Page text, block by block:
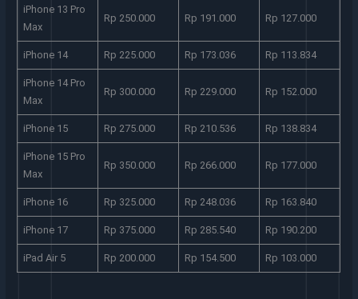
iPhone 13 Pro
Max
Rp 250.000 Rp 191.000 Rp 127.000
iPhone 14 Rp 225.000 Rp 173.036 Rp 113.834
iPhone 14 Pro
Max
Rp 300.000 Rp 229.000 Rp 152.000
iPhone 15 Rp 275.000 Rp 210.536 Rp 138.834
iPhone 15 Pro
Max
Rp 350.000 Rp 266.000 Rp 177.000
iPhone 16 Rp 325.000 Rp 248.036 Rp 163.840
iPhone 17 Rp 375.000 Rp 285.540 Rp 190.200
iPad Air 5 Rp 200.000 Rp 154.500 Rp 103.000